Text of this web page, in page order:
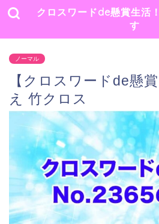
クロスワードde懸賞生活
す
ノーマル
【クロスワードde懸
え 竹クロス